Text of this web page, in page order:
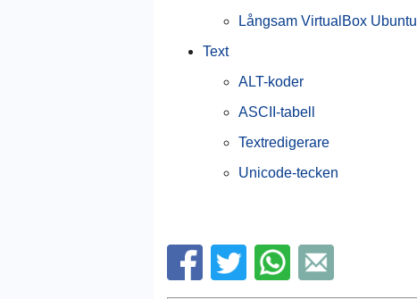
Långsam VirtualBox Ubuntu
Text
ALT-koder
ASCII-tabell
Textredigerare
Unicode-tecken